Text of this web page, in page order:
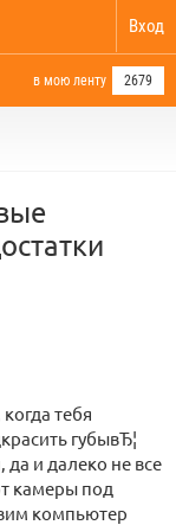
Вход
в мою ленту 2679
тебя
губывЂ¦
и далеко не все
камеры под
компьютер